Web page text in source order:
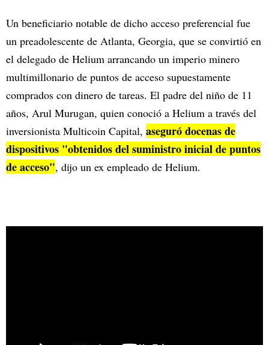
Un beneficiario notable de dicho acceso preferencial fue
un preadolescente de Atlanta, Georgia, que se convirtió en
el delegado de Helium arrancando un imperio minero
multimillonario de puntos de acceso supuestamente
comprados con dinero de tareas. El padre del niño de 11
años, Arul Murugan, quien conoció a Helium a través del
inversionista Multicoin Capital, aseguró docenas de
dispositivos "obtenidos del suministro inicial de puntos
de acceso", dijo un ex empleado de Helium.